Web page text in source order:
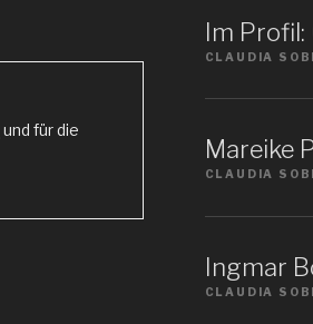
und für die
Im
CLAUDIA
Mareike
CLAUDIA
Ingmar
CLAUDIA